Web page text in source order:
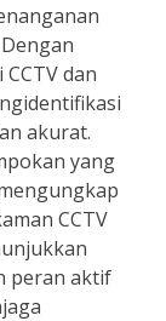
dan
akurat.
yang
CCTV
peran aktif